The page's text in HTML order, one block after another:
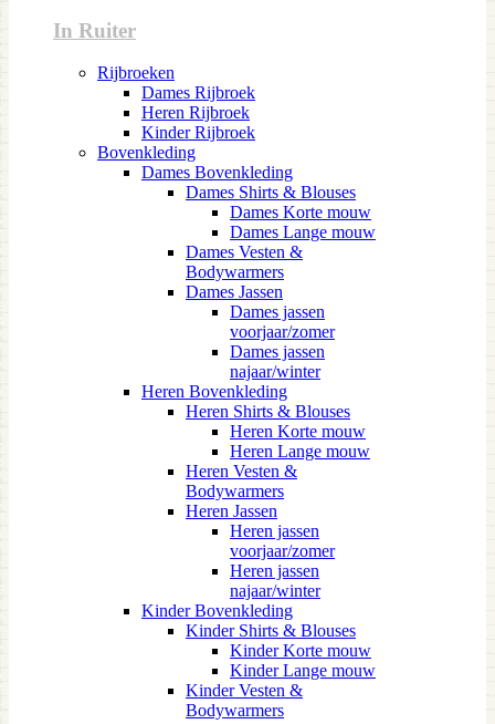
In Ruiter
Rijbroeken
Dames Rijbroek
Heren Rijbroek
Kinder Rijbroek
Bovenkleding
Dames Bovenkleding
Dames Shirts & Blouses
Dames Korte mouw
Dames Lange mouw
Dames Vesten &
Bodywarmers
Dames Jassen
Dames jassen
voorjaar/zomer
Dames jassen
najaar/winter
Heren Bovenkleding
Heren Shirts & Blouses
Heren Korte mouw
Heren Lange mouw
Heren Vesten &
Bodywarmers
Heren Jassen
Heren jassen
voorjaar/zomer
Heren jassen
najaar/winter
Kinder Bovenkleding
Kinder Shirts & Blouses
Kinder Korte mouw
Kinder Lange mouw
Kinder Vesten &
Bodywarmers